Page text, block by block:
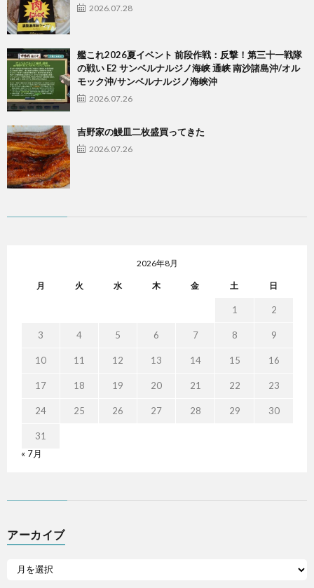
2026.07.28
艦これ2026夏イベント 前段作戦：反撃！第三十一戦隊
の戦い E2 サンベルナルジノ海峡 通峡 南沙諸島沖/オル
モック沖/サンベルナルジノ海峡沖
2026.07.26
吉野家の鰻皿二枚盛買ってきた
2026.07.26
2026年8月
月 火 水 木 金 土 日
1 2
3 4 5 6 7 8 9
10 11 12 13 14 15 16
17 18 19 20 21 22 23
24 25 26 27 28 29 30
31
« 7月
アーカイブ